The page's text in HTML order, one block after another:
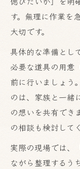
す。無理に作業を
大切です。
具体的な準備とし
必要な道具の用意
前に行いましょう
のは、家族と一緒
の想いを共有でき
の相談も検討して
実際の現場では、
ながら整理するう